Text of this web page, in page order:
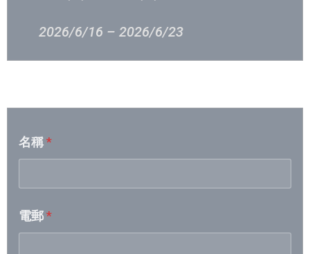
2026/6/16 – 2026/6/23
2026/6/2 – 2026/6/8
2026/5/26 – 2026/6/1
2026/5/12- 2026/5/18
名稱*
電郵*